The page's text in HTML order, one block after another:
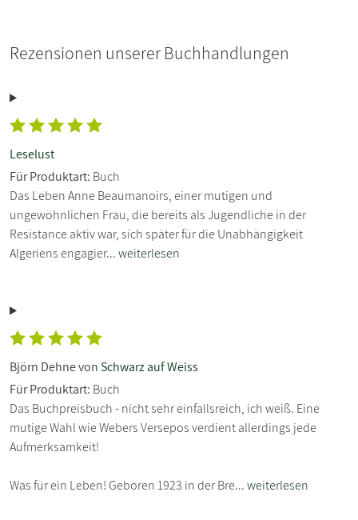
Rezensionen unserer Buchhandlungen
Leselust
Für Produktart: Buch
Das Leben Anne Beaumanoirs, einer mutigen und
ungewöhnlichen Frau, die bereits als Jugendliche in der
Resistance aktiv war, sich später für die Unabhängigkeit
Algeriens engagier...weiterlesen
Björn Dehne von Schwarz auf Weiss
Für Produktart: Buch
Das Buchpreisbuch - nicht sehr einfallsreich, ich weiß. Eine
mutige Wahl wie Webers Versepos verdient allerdings jede
Aufmerksamkeit!
Was für ein Leben! Geboren 1923 in der Bre...weiterlesen